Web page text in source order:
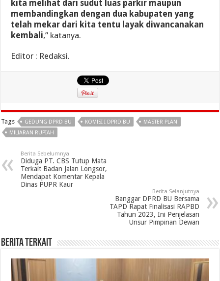
kita melihat dari sudut luas parkir maupun
membandingkan dengan dua kabupaten yang
telah mekar dari kita tentu layak diwancanakan
kembali,” katanya.
Editor : Redaksi.
Tags GEDUNG DPRD BU KOMISI I DPRD BU
MASTER PLAN
MILIARAN RUPIAH
Berita Sebelumnya
Diduga PT. CBS Tutup Mata
Terkait Badan Jalan Longsor,
Mendapat Komentar Kepala
Dinas PUPR Kaur
Berita Selanjutnya
Banggar DPRD BU Bersama
TAPD Rapat Finalisasi RAPBD
Tahun 2023, Ini Penjelasan
Unsur Pimpinan Dewan
Berita Terkait